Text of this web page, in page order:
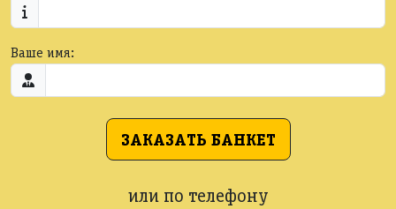
Ваше имя:
ЗАКАЗАТЬ БАНКЕТ
или по телефону